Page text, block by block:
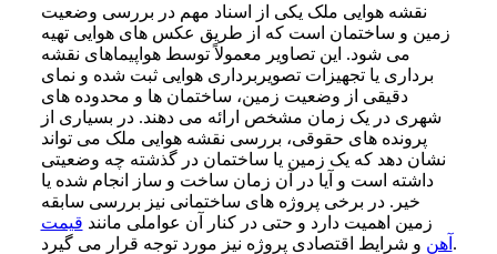
نقشه هوایی ملک یکی از اسناد مهم در بررسی وضعیت
زمین و ساختمان است که از طریق عکس‌ های هوایی تهیه
می‌ شود. این تصاویر معمولاً توسط هواپیماهای نقشه‌
برداری یا تجهیزات تصویربرداری هوایی ثبت شده و نمای
دقیقی از وضعیت زمین، ساختمان‌ ها و محدوده‌ های
شهری در یک زمان مشخص ارائه می‌ دهند. در بسیاری از
پرونده‌ های حقوقی، بررسی نقشه هوایی ملک می‌ تواند
نشان دهد که یک زمین یا ساختمان در گذشته چه وضعیتی
داشته است و آیا در آن زمان ساخت و ساز انجام شده یا
خیر. در برخی پروژه‌ های ساختمانی نیز بررسی سابقه
زمین اهمیت دارد و حتی در کنار آن عواملی مانند قیمت
آهن و شرایط اقتصادی پروژه نیز مورد توجه قرار می‌ گیرد.